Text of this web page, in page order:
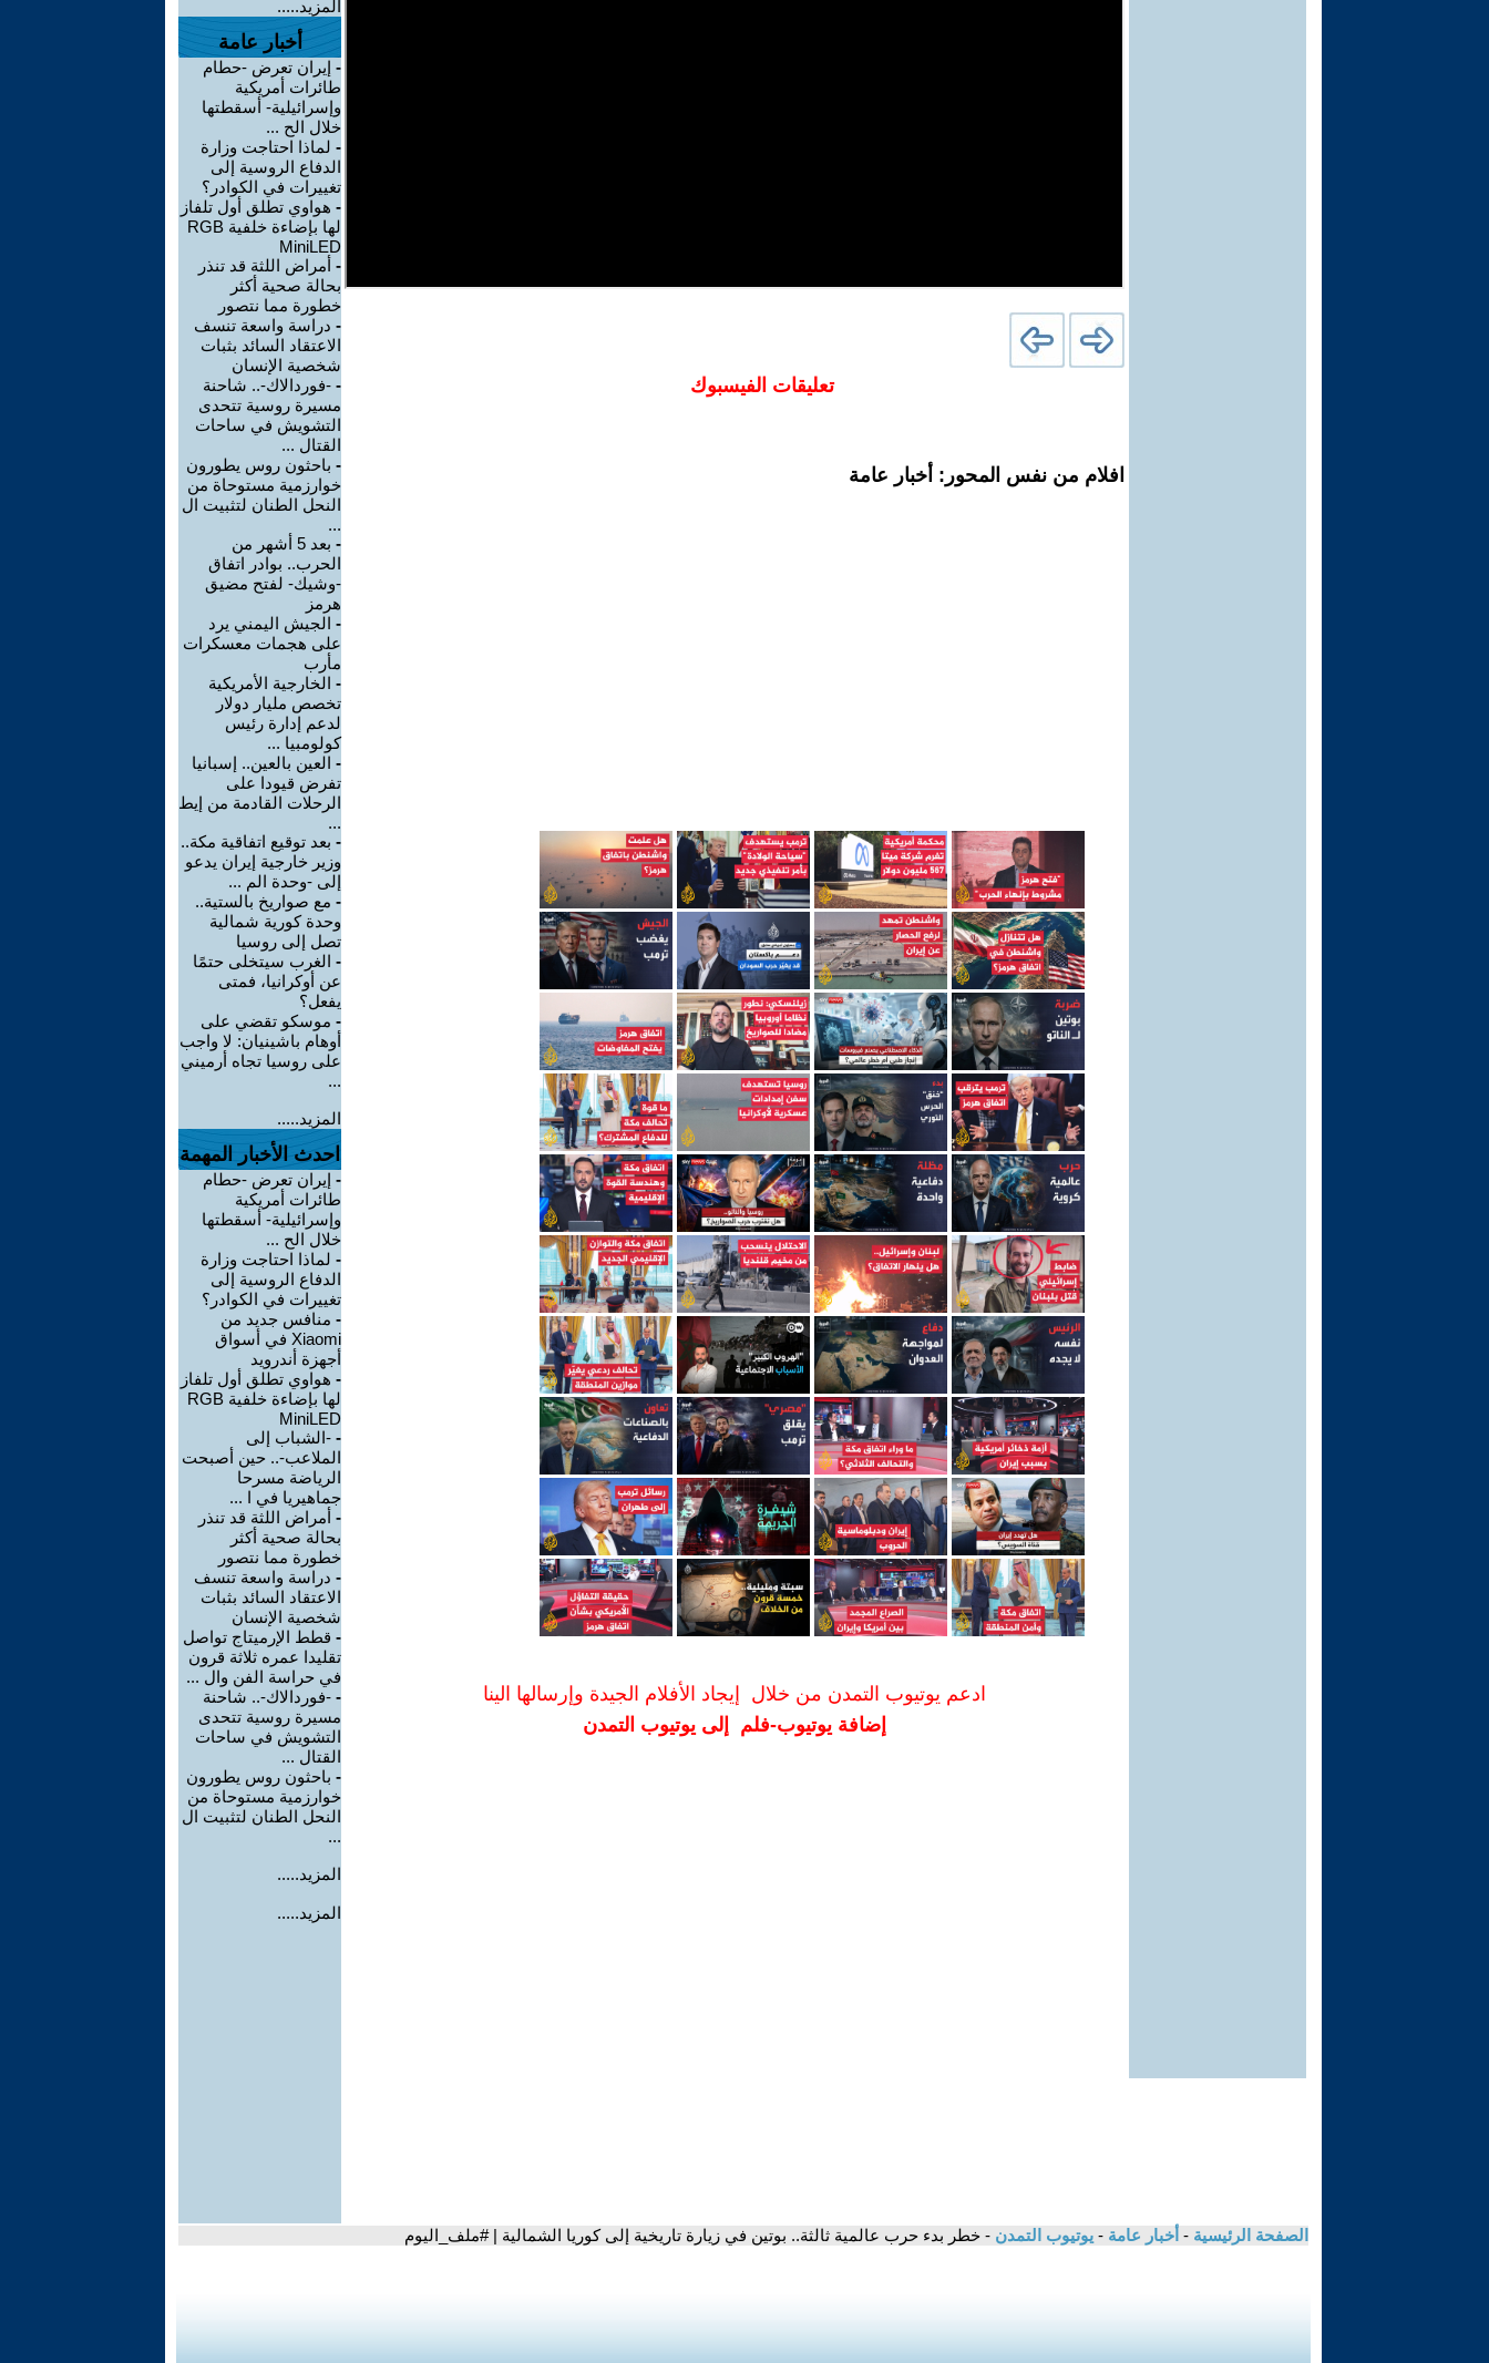
تعليقات الفيسبوك
افلام من نفس المحور: أخبار عامة
ادعم يوتيوب التمدن من خلال إيجاد الأفلام الجيدة وإرسالها الينا
إضافة يوتيوب-فلم إلى يوتيوب التمدن
المزيد.....
أخبار عامة
- إيران تعرض -حطام
طائرات أمريكية
وإسرائيلية- أسقطتها
خلال الح ...
- لماذا احتاجت وزارة
الدفاع الروسية إلى
تغييرات في الكوادر؟
- هواوي تطلق أول تلفاز
لها بإضاءة خلفية RGB
MiniLED
- أمراض اللثة قد تنذر
بحالة صحية أكثر
خطورة مما نتصور
- دراسة واسعة تنسف
الاعتقاد السائد بثبات
شخصية الإنسان
- -فوردالاك-.. شاحنة
مسيرة روسية تتحدى
التشويش في ساحات
القتال ...
- باحثون روس يطورون
خوارزمية مستوحاة من
النحل الطنان لتثبيت ال
...
-
بعد 5 أشهر من
الحرب.. بوادر اتفاق
-وشيك- لفتح مضيق
هرمز
- الجيش اليمني يرد
على هجمات معسكرات
مأرب
- الخارجية الأمريكية
تخصص مليار دولار
لدعم إدارة رئيس
كولومبيا ...
- العين بالعين.. إسبانيا
تفرض قيودا على
الرحلات القادمة من إيط
...
- بعد توقيع اتفاقية مكة..
وزير خارجية إيران يدعو
إلى -وحدة الم ...
- مع صواريخ بالستية..
وحدة كورية شمالية
تصل إلى روسيا
- الغرب سيتخلى حتمًا
عن أوكرانيا، فمتى
يفعل؟
- موسكو تقضي على
أوهام باشينيان: لا واجب
على روسيا تجاه أرميني
...
المزيد.....
احدث الأخبار المهمة
- إيران تعرض -حطام
طائرات أمريكية
وإسرائيلية- أسقطتها
خلال الح ...
- لماذا احتاجت وزارة
الدفاع الروسية إلى
تغييرات في الكوادر؟
- منافس جديد من
Xiaomi في أسواق
أجهزة أندرويد
- هواوي تطلق أول تلفاز
لها بإضاءة خلفية RGB
MiniLED
- -الشباب إلى
الملاعب-.. حين أصبحت
الرياضة مسرحا
جماهيريا في ا ...
- أمراض اللثة قد تنذر
بحالة صحية أكثر
خطورة مما نتصور
- دراسة واسعة تنسف
الاعتقاد السائد بثبات
شخصية الإنسان
- قطط الإرميتاج تواصل
تقليدا عمره ثلاثة قرون
في حراسة الفن وال ...
- -فوردالاك-.. شاحنة
مسيرة روسية تتحدى
التشويش في ساحات
القتال ...
- باحثون روس يطورون
خوارزمية مستوحاة من
النحل الطنان لتثبيت ال
...
المزيد.....
المزيد.....
الصفحة الرئيسية - أخبار عامة - يوتيوب التمدن - خطر بدء حرب عالمية ثالثة.. بوتين في زيارة تاريخية إلى كوريا الشمالية | #ملف_اليوم